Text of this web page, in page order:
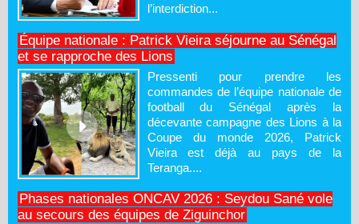
l’interdiction...
Équipe nationale : Patrick Vieira séjourne au Sénégal
et se rapproche des Lions
Pressenti pour prendre les
commandes de l’équipe nationale de
football du Sénégal après la
décevante campagne des Lions à la
Coupe du monde 2026, Patrick
Vieira est déjà au pays de la
Teranga....
Phases nationales ONCAV 2026 : Seydou Sané vole
au secours des équipes de Ziguinchor